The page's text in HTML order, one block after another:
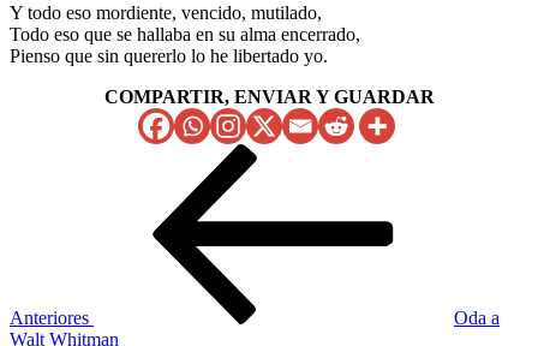
Y todo eso mordiente, vencido, mutilado,
Todo eso que se hallaba en su alma encerrado,
Pienso que sin quererlo lo he libertado yo.
COMPARTIR, ENVIAR Y GUARDAR
Anteriores
Oda a
Walt Whitman